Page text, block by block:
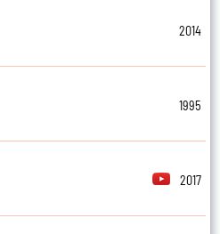
2014
1995
2017